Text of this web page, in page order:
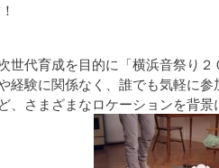
世代育成を目的に「横浜音祭り２
経験に関係なく、誰でも気軽に参
、さまざまなロケーションを背景